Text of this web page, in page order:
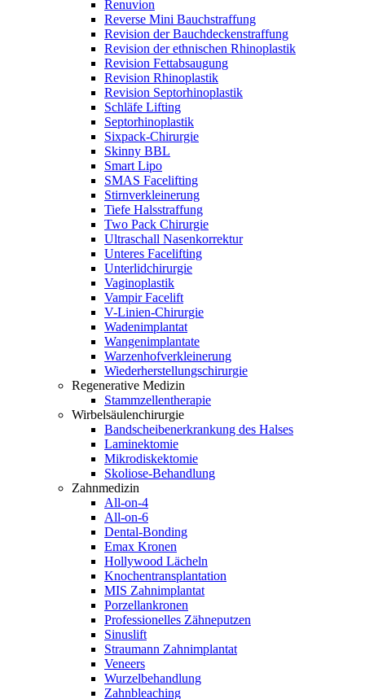
Renuvion
Reverse Mini Bauchstraffung
Revision der Bauchdeckenstraffung
Revision der ethnischen Rhinoplastik
Revision Fettabsaugung
Revision Rhinoplastik
Revision Septorhinoplastik
Schläfe Lifting
Septorhinoplastik
Sixpack-Chirurgie
Skinny BBL
Smart Lipo
SMAS Facelifting
Stirnverkleinerung
Tiefe Halsstraffung
Two Pack Chirurgie
Ultraschall Nasenkorrektur
Unteres Facelifting
Unterlidchirurgie
Vaginoplastik
Vampir Facelift
V-Linien-Chirurgie
Wadenimplantat
Wangenimplantate
Warzenhofverkleinerung
Wiederherstellungschirurgie
Regenerative Medizin
Stammzellentherapie
Wirbelsäulenchirurgie
Bandscheibenerkrankung des Halses
Laminektomie
Mikrodiskektomie
Skoliose-Behandlung
Zahnmedizin
All-on-4
All-on-6
Dental-Bonding
Emax Kronen
Hollywood Lächeln
Knochentransplantation
MIS Zahnimplantat
Porzellankronen
Professionelles Zähneputzen
Sinuslift
Straumann Zahnimplantat
Veneers
Wurzelbehandlung
Zahnbleaching